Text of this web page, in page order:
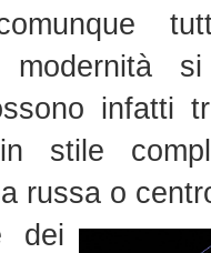
modernità
infatti
stile
russa o
dei